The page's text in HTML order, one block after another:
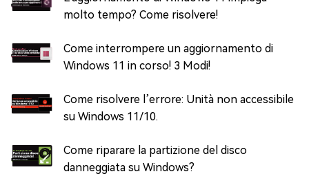
molto tempo? Come risolvere!
Come interrompere un aggiornamento di
Windows 11 in corso! 3 Modi!
Come risolvere l’errore: Unità non accessibile
su Windows 11/10.
Come riparare la partizione del disco
danneggiata su Windows?